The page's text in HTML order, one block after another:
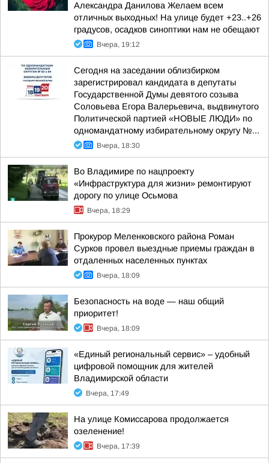
Александра Данилова Желаем всем
отличных выходных! На улице будет +23..+26
градусов, осадков синоптики нам не обещают
Вчера, 19:12
Сегодня на заседании облизбирком
зарегистрировал кандидата в депутаты
Государственной Думы девятого созыва
Соловьева Егора Валерьевича, выдвинутого
Политической партией «НОВЫЕ ЛЮДИ» по
одномандатному избирательному округу №...
Вчера, 18:30
Во Владимире по нацпроекту
«Инфраструктура для жизни» ремонтируют
дорогу по улице Осьмова
Вчера, 18:29
Прокурор Меленковского района Роман
Сурков провел выездные приемы граждан в
отдаленных населенных пунктах
Вчера, 18:09
Безопасность на воде — наш общий
приоритет!
Вчера, 18:09
«Единый региональный сервис» – удобный
цифровой помощник для жителей
Владимирской области
Вчера, 17:49
На улице Комиссарова продолжается
озеленение!
Вчера, 17:39